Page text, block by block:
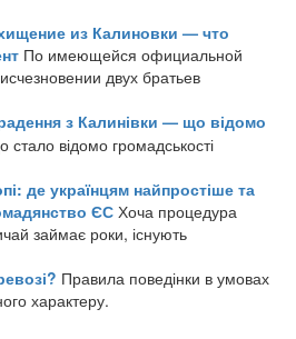
из Калиновки — что
По имеющейся официальной
двух братьев
з Калинівки — що відомо
стало відомо громадськості
де українцям найпростіше та
ЄС Хоча процедура
займає роки, існують
Правила поведінки в умовах
характеру.